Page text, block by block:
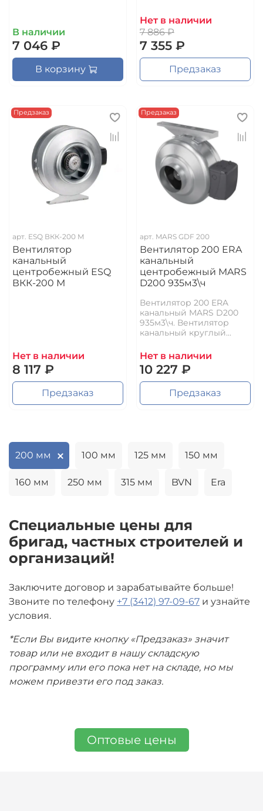
В наличии
7 046 ₽
В корзину
Нет в наличии
7 886 ₽
7 355 ₽
Предзаказ
Предзаказ
арт. ESQ ВКК-200 М
Вентилятор
канальный
центробежный ESQ
ВКК-200 М
Нет в наличии
8 117 ₽
Предзаказ
Предзаказ
арт. MARS GDF 200
Вентилятор 200 ERA
канальный
центробежный MARS
D200 935м3\ч
Вентилятор 200 ERA
канальный MARS D200
935м3\ч. Вентилятор
канальный круглый...
Нет в наличии
10 227 ₽
Предзаказ
200 мм 100 мм 125 мм 150 мм
160 мм 250 мм 315 мм BVN Era
Специальные цены для
бригад, частных строителей и
организаций!
Заключите договор и зарабатывайте больше!
Звоните по телефону +7 (3412) 97-09-67 и узнайте
условия.
*Если Вы видите кнопку «Предзаказ» значит
товар или не входит в нашу складскую
программу или его пока нет на складе, но мы
можем привезти его под заказ.
Оптовые цены